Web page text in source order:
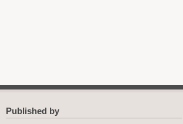
Published by